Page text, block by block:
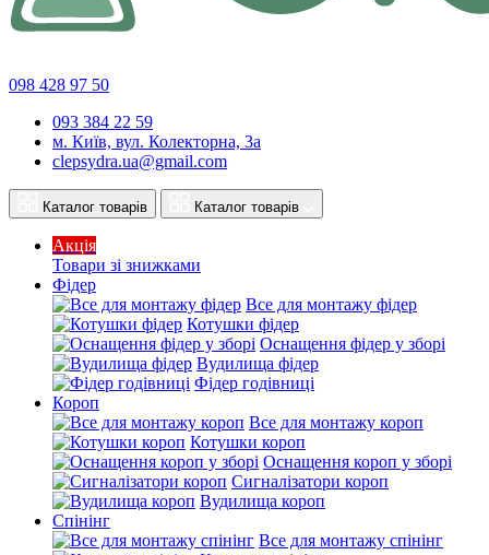
098 428 97 50
093 384 22 59
м. Київ, вул. Колекторна, 3а
clepsydra.ua@gmail.com
Каталог товарів Каталог товарів
Акція
Товари зі знижками
Фідер
Все для монтажу фідер
Котушки фідер
Оснащення фідер у зборі
Вудилища фідер
Фідер годівниці
Короп
Все для монтажу короп
Котушки короп
Оснащення короп у зборі
Сигналізатори короп
Вудилища короп
Спінінг
Все для монтажу спінінг